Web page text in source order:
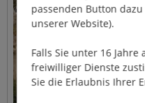
passenden Button
unserer Website).
Falls Sie unter 16
freiwilliger Dienste
Sie die Erlaubnis Ihrer